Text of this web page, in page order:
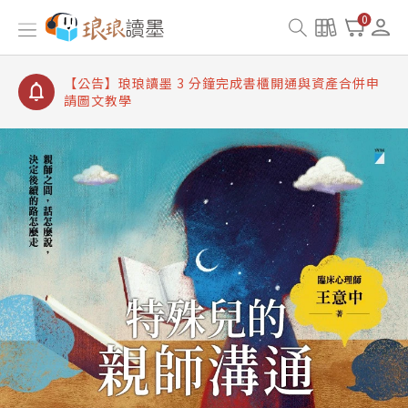
0
【公告】琅琅讀墨數位閱讀資產合併與書櫃開通申請
【公告】琅琅讀墨書櫃開通常見問題
【公告】琅琅讀墨 3 分鐘完成書櫃開通與資產合併申
請圖文教學
查詢
【公告】琅琅讀墨數位閱讀資產合併與書櫃開通申請